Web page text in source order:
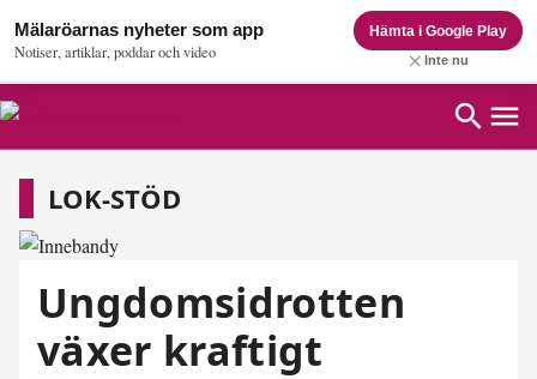
Mälaröarnas nyheter som app
Notiser, artiklar, poddar och video
Hämta i Google Play
Inte nu
Lok-stöd
LOK-STÖD
Ungdomsidrotten
växer kraftigt